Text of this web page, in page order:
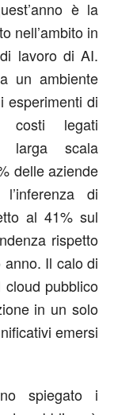
è la
nell’ambito in
lavoro di AI.
un ambiente
esperimenti di
costi legati
larga scala
delle aziende
di
al 41% sul
rispetto
Il calo di
pubblico
in un solo
emersi
spiegato i